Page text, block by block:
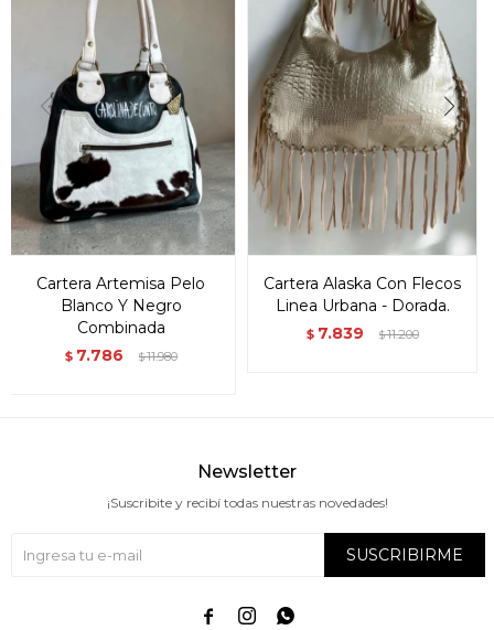
Cartera Artemisa Pelo
Blanco Y Negro
Combinada
$ 7.786 $11.980
Cartera Alaska Con Flecos
Linea Urbana - Dorada.
$ 7.839 $11.200
Newsletter
¡Suscribite y recibí todas nuestras novedades!
SUSCRIBIRME
  